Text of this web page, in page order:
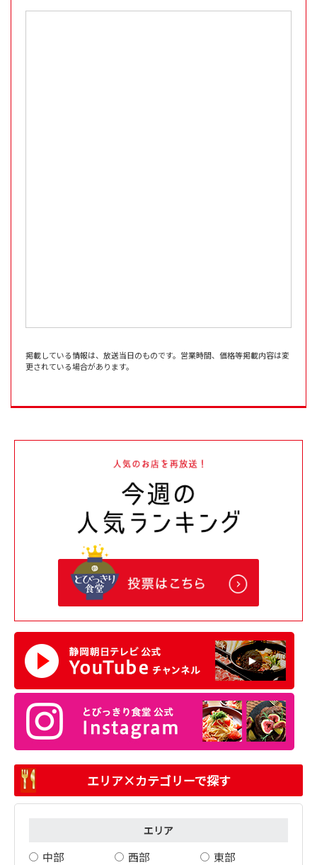
掲載している情報は、放送当日のものです。営業時間、価格等掲載内容は変
更されている場合があります。
エリア×カテゴリーで探す
エリア
中部 西部 東部